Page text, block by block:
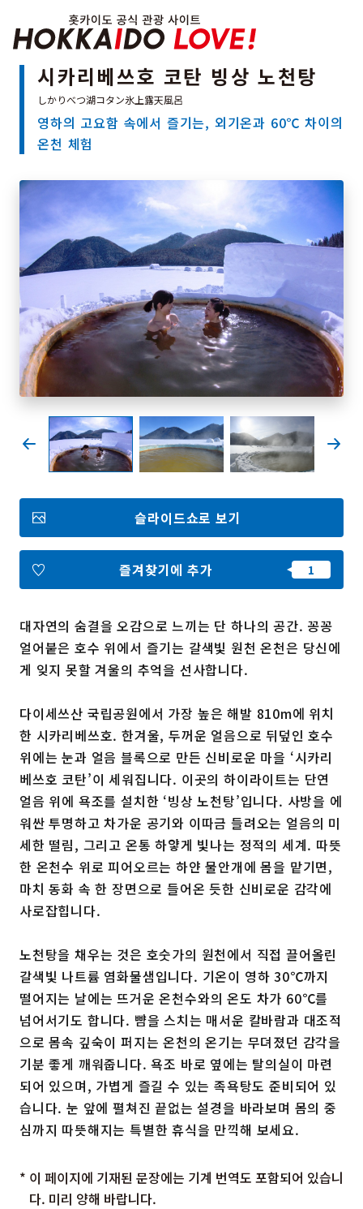
특집
관광지
온천
추천코스
지역 가이드
교통
홋카이도 둘러보기
여행 테마로 검색
빗속에서 만끽
7개의 국립공원
절경을 만나는 여행
기초지식
즐겨찾기
Face
book
Insta
gram
YouT
ube
Insta
gram
Face
book
포토갤러리
영상갤러리
팸플릿
이용 규약
운영조직 소개
링크
언어선택
시카리베쓰호 코탄 빙상 노천탕
영하의 고요함 속에서 즐기는, 외기온과 60℃ 차이의
온천 체험
대자연의 숨결을 오감으로 느끼는 단 하나의 공간. 꽁꽁
얼어붙은 호수 위에서 즐기는 갈색빛 원천 온천은 당신에
게 잊지 못할 겨울의 추억을 선사합니다.
다이세쓰산 국립공원에서 가장 높은 해발 810m에 위치
한 시카리베쓰호. 한겨울, 두꺼운 얼음으로 뒤덮인 호수
위에는 눈과 얼음 블록으로 만든 신비로운 마을 ‘시카리
베쓰호 코탄’이 세워집니다. 이곳의 하이라이트는 단연
얼음 위에 욕조를 설치한 ‘빙상 노천탕’입니다. 사방을 에
워싼 투명하고 차가운 공기와 이따금 들려오는 얼음의 미
세한 떨림, 그리고 온통 하얗게 빛나는 정적의 세계. 따뜻
한 온천수 위로 피어오르는 하얀 물안개에 몸을 맡기면,
마치 동화 속 한 장면으로 들어온 듯한 신비로운 감각에
사로잡힙니다.
노천탕을 채우는 것은 호숫가의 원천에서 직접 끌어올린
갈색빛 나트륨 염화물샘입니다. 기온이 영하 30℃까지
떨어지는 날에는 뜨거운 온천수와의 온도 차가 60℃를
넘어서기도 합니다. 뺨을 스치는 매서운 칼바람과 대조적
으로 몸속 깊숙이 퍼지는 온천의 온기는 무뎌졌던 감각을
기분 좋게 깨워줍니다. 욕조 바로 옆에는 탈의실이 마련
되어 있으며, 가볍게 즐길 수 있는 족욕탕도 준비되어 있
습니다. 눈 앞에 펼쳐진 끝없는 설경을 바라보며 몸의 중
심까지 따뜻해지는 특별한 휴식을 만끽해 보세요.
* 이 페이지에 기재된 문장에는 기계 번역도 포함되어 있습니
다. 미리 양해 바랍니다.
슬라이드쇼로 보기
즐겨찾기에 추가